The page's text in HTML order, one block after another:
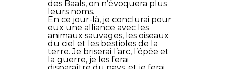
des Baals, on n’évoquera plus
leurs noms.
En ce jour-là, je conclurai pour
eux une alliance avec les
animaux sauvages, les oiseaux
du ciel et les bestioles de la
terre. Je briserai l’arc, l’épée et
la guerre, je les ferai